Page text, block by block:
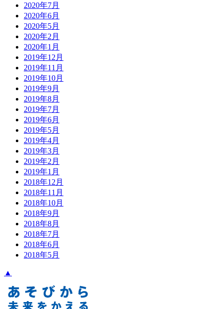
2020年7月
2020年6月
2020年5月
2020年2月
2020年1月
2019年12月
2019年11月
2019年10月
2019年9月
2019年8月
2019年7月
2019年6月
2019年5月
2019年4月
2019年3月
2019年2月
2019年1月
2018年12月
2018年11月
2018年10月
2018年9月
2018年8月
2018年7月
2018年6月
2018年5月
▲